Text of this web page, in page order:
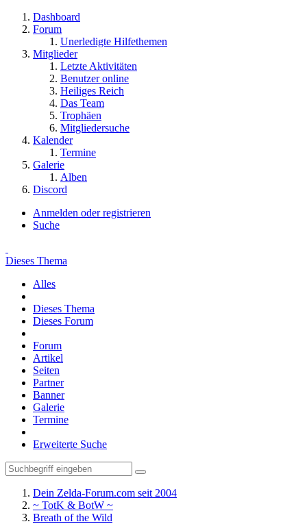
Dashboard
Forum
Unerledigte Hilfethemen
Mitglieder
Letzte Aktivitäten
Benutzer online
Heiliges Reich
Das Team
Trophäen
Mitgliedersuche
Kalender
Termine
Galerie
Alben
Discord
Anmelden oder registrieren
Suche
Dieses Thema
Alles
Dieses Thema
Dieses Forum
Forum
Artikel
Seiten
Partner
Banner
Galerie
Termine
Erweiterte Suche
Dein Zelda-Forum.com seit 2004
~ TotK & BotW ~
Breath of the Wild